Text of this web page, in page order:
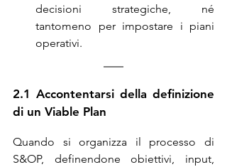
decisioni strategiche, né
tantomeno per impostare i piani
operativi.
2.1 Accontentarsi della definizione
di un Viable Plan
Quando si organizza il processo di
S&OP, definendone obiettivi, input,